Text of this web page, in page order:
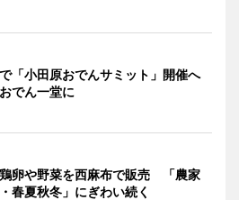
「小田原おでんサミット」開催へ
でん一堂に
卵や野菜を西麻布で販売 「農家
春夏秋冬」にぎわい続く